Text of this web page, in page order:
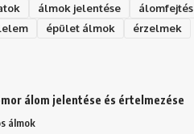
álmok jelentése
álomfejtés
épület álmok érzelmek
álom jelentése és értelmezése
álmok